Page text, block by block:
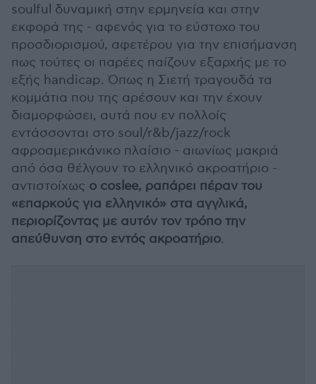
soulful δυναμική στην ερμηνεία και στην
εκφορά της - αφενός για το εύστοχο του
προσδιορισμού, αφετέρου για την επισήμανση
πως τούτες οι παρέες παίζουν εξαρχής με το
εξής handicap. Όπως η Σιετή τραγουδά τα
κομμάτια που της αρέσουν και την έχουν
διαμορφώσει, αυτά που εν πολλοίς
εντάσσονται στο soul/r&b/jazz/rock
αφροαμερικάνικο πλαίσιο - αιωνίως μακριά
από όσα θέλγουν το ελληνικό ακροατήριο -
αντιστοίχως ο coslee, ραπάρει πέραν του
«επαρκούς για ελληνικό» στα αγγλικά,
περιορίζοντας με αυτόν τον τρόπο την
απεύθυνση στο εντός ακροατήριο.